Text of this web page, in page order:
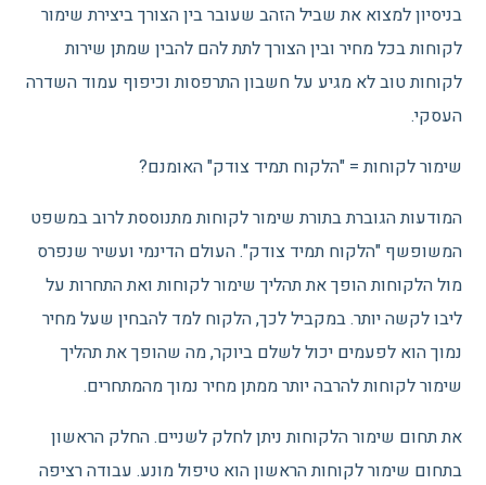
בניסיון למצוא את שביל הזהב שעובר בין הצורך ביצירת שימור
לקוחות בכל מחיר ובין הצורך לתת להם להבין שמתן שירות
לקוחות טוב לא מגיע על חשבון התרפסות וכיפוף עמוד השדרה
העסקי.
שימור לקוחות = "הלקוח תמיד צודק" האומנם?
המודעות הגוברת בתורת שימור לקוחות מתנוססת לרוב במשפט
המשופשף "הלקוח תמיד צודק". העולם הדינמי ועשיר שנפרס
מול הלקוחות הופך את תהליך שימור לקוחות ואת התחרות על
ליבו לקשה יותר. במקביל לכך, הלקוח למד להבחין שעל מחיר
נמוך הוא לפעמים יכול לשלם ביוקר, מה שהופך את תהליך
שימור לקוחות להרבה יותר ממתן מחיר נמוך מהמתחרים.
את תחום שימור הלקוחות ניתן לחלק לשניים. החלק הראשון
בתחום שימור לקוחות הראשון הוא טיפול מונע. עבודה רציפה